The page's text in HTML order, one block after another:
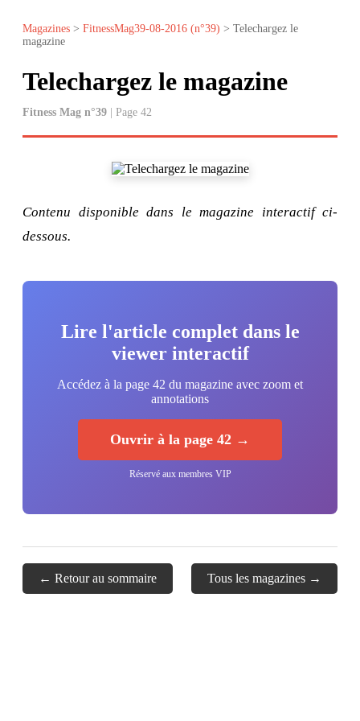
Magazines > FitnessMag39-08-2016 (n°39) > Telechargez le
magazine
Telechargez le magazine
Fitness Mag n°39 | Page 42
Contenu disponible dans le magazine interactif ci-
dessous.
Lire l'article complet dans le
viewer interactif
Accédez à la page 42 du magazine avec zoom et
annotations
Ouvrir à la page 42 →
Réservé aux membres VIP
← Retour au sommaire Tous les magazines →